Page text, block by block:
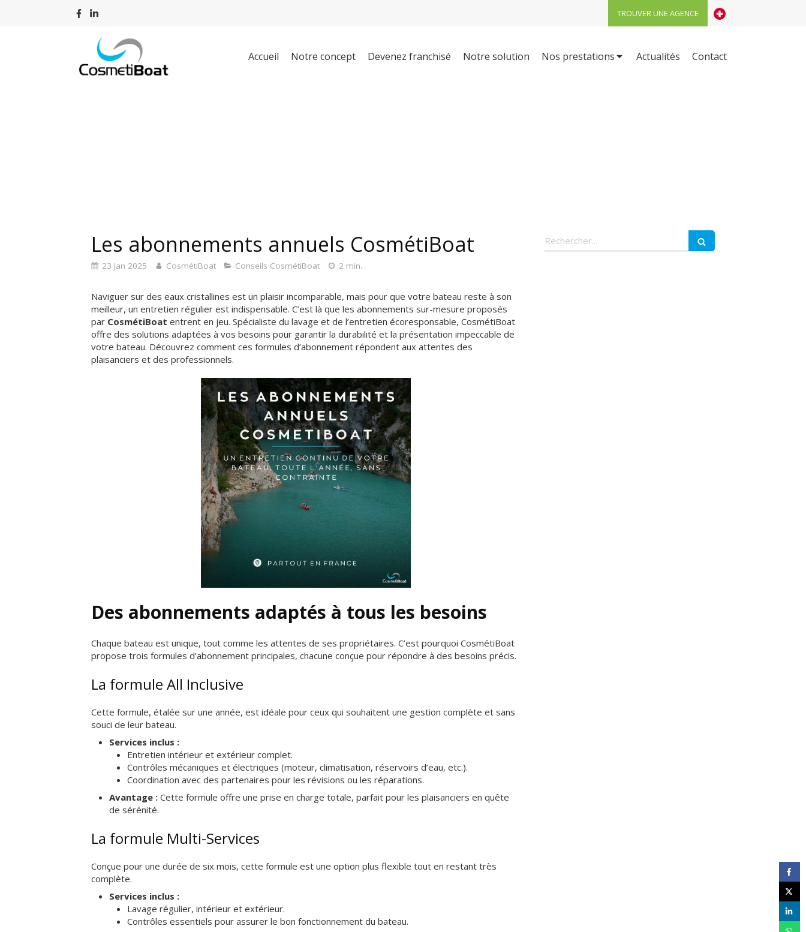
TROUVER UNE AGENCE
Accueil Notre concept Devenez franchisé Notre solution Nos prestations Actualités Contact
Les abonnements annuels CosmétiBoat
23 Jan 2025 CosmétiBoat Conseils CosmétiBoat 2 min.
Naviguer sur des eaux cristallines est un plaisir incomparable, mais pour que votre bateau reste à son
meilleur, un entretien régulier est indispensable. C’est là que les abonnements sur-mesure proposés
par CosmétiBoat entrent en jeu. Spécialiste du lavage et de l’entretien écoresponsable, CosmétiBoat
offre des solutions adaptées à vos besoins pour garantir la durabilité et la présentation impeccable de
votre bateau. Découvrez comment ces formules d’abonnement répondent aux attentes des
plaisanciers et des professionnels.
Des abonnements adaptés à tous les besoins
Chaque bateau est unique, tout comme les attentes de ses propriétaires. C’est pourquoi CosmétiBoat
propose trois formules d’abonnement principales, chacune conçue pour répondre à des besoins précis.
La formule All Inclusive
Cette formule, étalée sur une année, est idéale pour ceux qui souhaitent une gestion complète et sans
souci de leur bateau.
Services inclus :
Entretien intérieur et extérieur complet.
Contrôles mécaniques et électriques (moteur, climatisation, réservoirs d’eau, etc.).
Coordination avec des partenaires pour les révisions ou les réparations.
Avantage : Cette formule offre une prise en charge totale, parfait pour les plaisanciers en quête
de sérénité.
La formule Multi-Services
Conçue pour une durée de six mois, cette formule est une option plus flexible tout en restant très
complète.
Services inclus :
Lavage régulier, intérieur et extérieur.
Contrôles essentiels pour assurer le bon fonctionnement du bateau.
Rechercher